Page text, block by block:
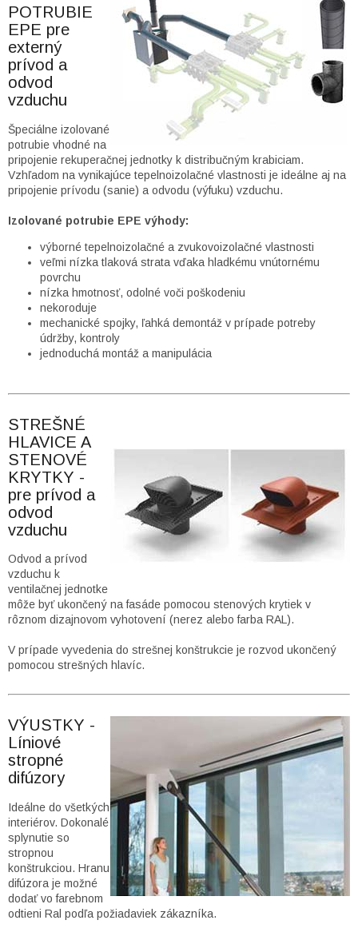
POTRUBIE
EPE pre
externý
prívod a
odvod
vzduchu
Špeciálne izolované
potrubie vhodné na
pripojenie rekuperačnej jednotky k distribučným krabiciam.
Vzhľadom na vynikajúce tepelnoizolačné vlastnosti je ideálne aj na
pripojenie prívodu (sanie) a odvodu (výfuku) vzduchu.
Izolované potrubie EPE výhody:
výborné tepelnoizolačné a zvukovoizolačné vlastnosti
veľmi nízka tlaková strata vďaka hladkému vnútornému
povrchu
nízka hmotnosť, odolné voči poškodeniu
nekoroduje
mechanické spojky, ľahká demontáž v prípade potreby
údržby, kontroly
jednoduchá montáž a manipulácia
STREŠNÉ
HLAVICE A
STENOVÉ
KRYTKY -
pre prívod a
odvod
vzduchu
Odvod a prívod
vzduchu k
ventilačnej jednotke
môže byť ukončený na fasáde pomocou stenových krytiek v
rôznom dizajnovom vyhotovení (nerez alebo farba RAL).
V prípade vyvedenia do strešnej konštrukcie je rozvod ukončený
pomocou strešných hlavíc.
VÝUSTKY -
Líniové
stropné
difúzory
Ideálne do všetkých
interiérov. Dokonalé
splynutie so
stropnou
konštrukciou. Hranu
difúzora je možné
dodať vo farebnom
odtieni Ral podľa požiadaviek zákazníka.